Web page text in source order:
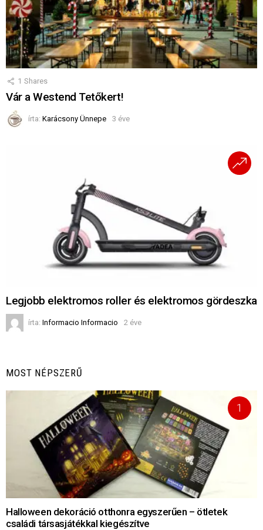
1 Shares
Vár a Westend Tetőkert!
írta: Karácsony Ünnepe 3 éve
Legjobb elektromos roller és elektromos gördeszka
írta: Informacio Informacio 2 éve
MOST NÉPSZERŰ
Halloween dekoráció otthonra egyszerűen – ötletek
családi társasjátékkal kiegészítve